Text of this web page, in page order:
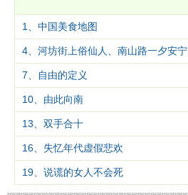
1、中国美食地图
4、河坊街上俗仙人、南山路一夕安宁
7、自由的定义
10、由此向南
13、双手合十
16、失忆年代虚假悲欢
19、说谎的女人不会死